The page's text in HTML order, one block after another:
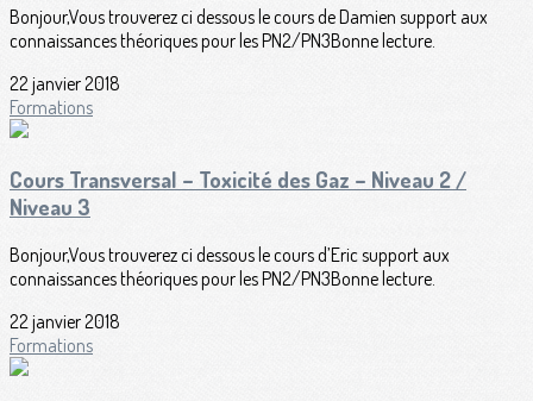
Bonjour,Vous trouverez ci dessous le cours de Damien support aux
connaissances théoriques pour les PN2/PN3Bonne lecture.
22 janvier 2018
Formations
Cours Transversal – Toxicité des Gaz – Niveau 2 /
Niveau 3
Bonjour,Vous trouverez ci dessous le cours d’Eric support aux
connaissances théoriques pour les PN2/PN3Bonne lecture.
22 janvier 2018
Formations